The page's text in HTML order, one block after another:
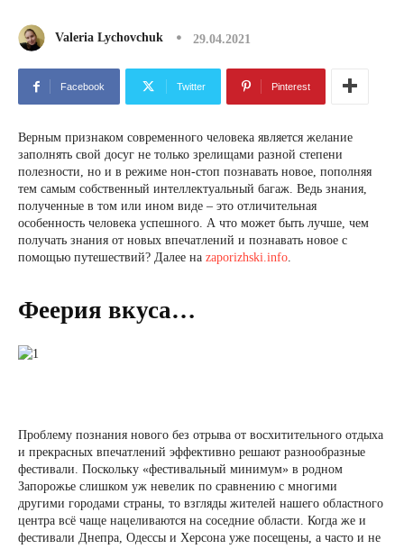
Valeria Lychovchuk 29.04.2021
Facebook Twitter Pinterest
Верным признаком современного человека является желание
заполнять свой досуг не только зрелищами разной степени
полезности, но и в режиме нон-стоп познавать новое, пополняя
тем самым собственный интеллектуальный багаж. Ведь знания,
полученные в том или ином виде – это отличительная
особенность человека успешного. А что может быть лучше, чем
получать знания от новых впечатлений и познавать новое с
помощью путешествий? Далее на zaporizhski.info.
Феерия вкуса…
Проблему познания нового без отрыва от восхитительного отдыха
и прекрасных впечатлений эффективно решают разнообразные
фестивали. Поскольку «фестивальный минимум» в родном
Запорожье слишком уж невелик по сравнению с многими
другими городами страны, то взгляды жителей нашего областного
центра всё чаще нацеливаются на соседние области. Когда же и
фестивали Днепра, Одессы и Херсона уже посещены, а часто и не